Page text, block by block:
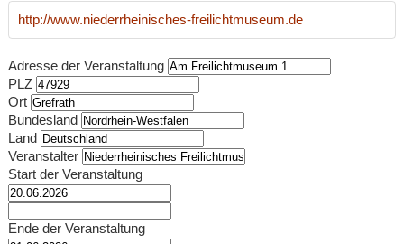
http://www.niederrheinisches-freilichtmuseum.de
Adresse der Veranstaltung
PLZ
Ort
Bundesland
Land
Veranstalter
Start der Veranstaltung
Ende der Veranstaltung